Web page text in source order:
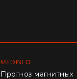
MEDINFO
Прогноз магнитных